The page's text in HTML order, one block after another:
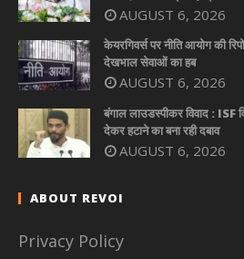
AUGUST 6, 2026
केयरगिवर्स पर नीति आयोग की
देखभाल सेवाओं का हब
AUGUST 6, 2026
बंगाल लाउडस्पीकर विवाद :
देकर हटाने का बना रही दबाव
AUGUST 6, 2026
ABOUT REVOI
Privacy Policy